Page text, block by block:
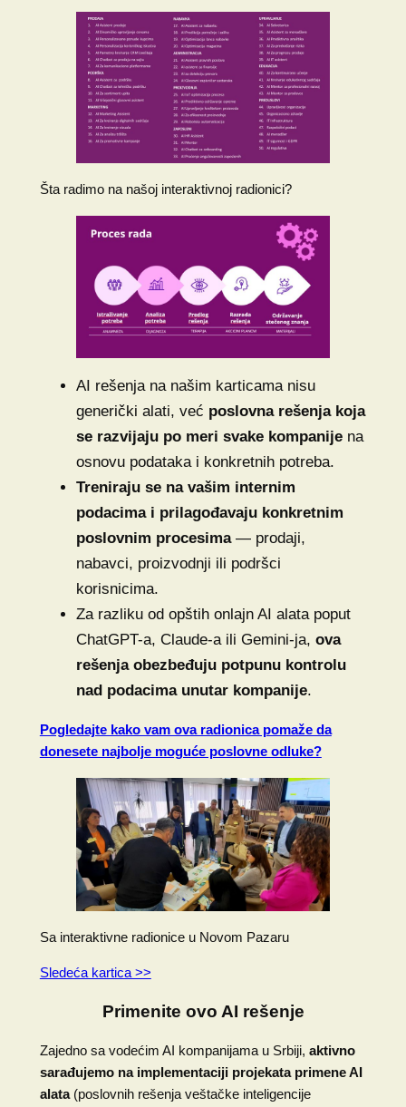
Šta radimo na našoj interaktivnoj radionici?
AI rešenja na našim karticama nisu
generički alati, već poslovna rešenja koja
se razvijaju po meri svake kompanije na
osnovu podataka i konkretnih potreba.
Treniraju se na vašim internim
podacima i prilagođavaju konkretnim
poslovnim procesima— prodaji,
nabavci, proizvodnji ili podršci
korisnicima.
Za razliku od opštih onlajn AI alata poput
ChatGPT-a, Claude-a ili Gemini-ja, ova
rešenja obezbeđuju potpunu kontrolu
nad podacima unutar kompanije.
Pogledajte kako vam ova radionica pomaže da
donesete najbolje moguće poslovne odluke?
Sa interaktivne radionice u Novom Pazaru
Sledeća kartica >>
Primenite ovo AI rešenje
Zajedno sa vodećim AI kompanijama u Srbiji, aktivno
sarađujemo na implementaciji projekata primene AI
alata(poslovnih rešenja veštačke inteligencije